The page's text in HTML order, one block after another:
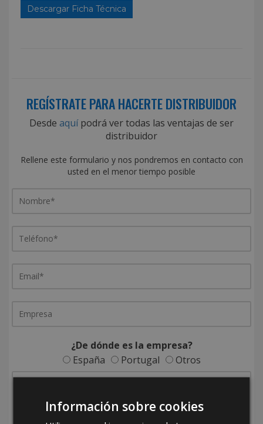
Descargar Ficha Técnica
REGÍSTRATE PARA HACERTE DISTRIBUIDOR
Desde aquípodrá ver todas las ventajas de ser
distribuidor
Rellene este formulario y nos pondremos en contacto con
usted en el menor tiempo posible
¿De dónde es la empresa?
España
Portugal Otros
Información sobre cookies